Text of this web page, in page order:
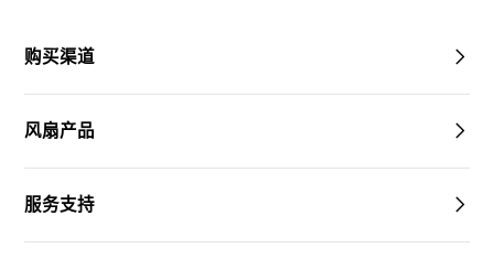
购买渠道
风扇产品
服务支持